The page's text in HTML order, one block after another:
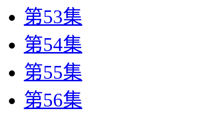
第53集
第54集
第55集
第56集